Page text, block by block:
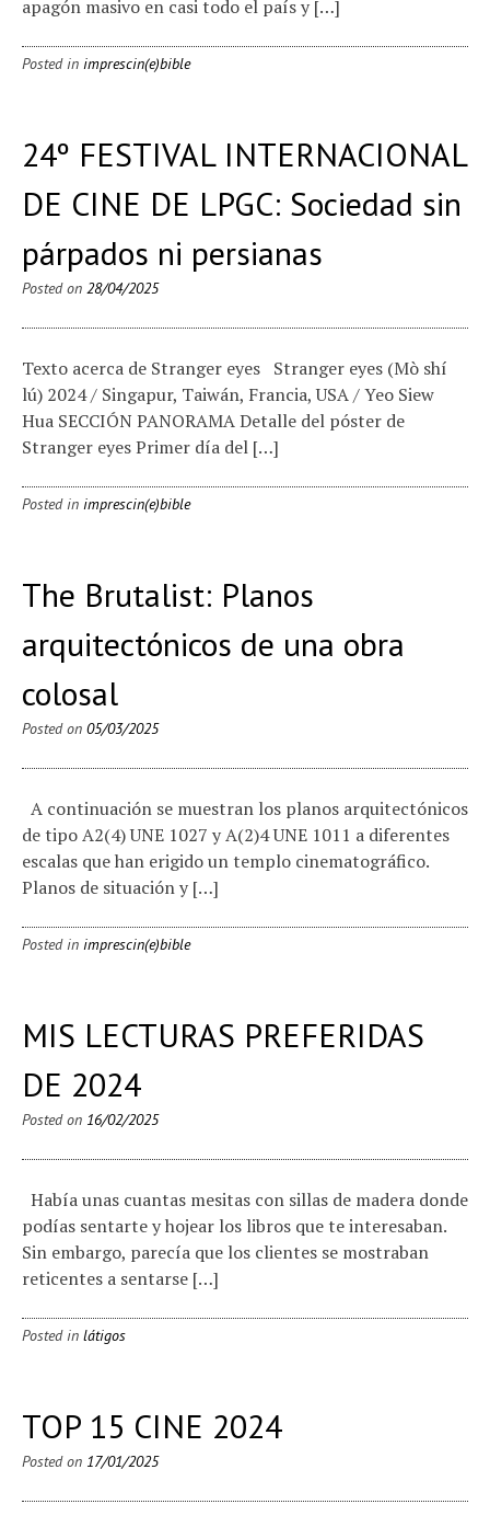
apagón masivo en casi todo el país y […]
Posted in imprescin(e)bible
24º FESTIVAL INTERNACIONAL
DE CINE DE LPGC: Sociedad sin
párpados ni persianas
Posted on 28/04/2025
Texto acerca de Stranger eyes Stranger eyes (Mò shí
lú) 2024 / Singapur, Taiwán, Francia, USA / Yeo Siew
Hua SECCIÓN PANORAMA Detalle del póster de
Stranger eyes Primer día del […]
Posted in imprescin(e)bible
The Brutalist: Planos
arquitectónicos de una obra
colosal
Posted on 05/03/2025
A continuación se muestran los planos arquitectónicos
de tipo A2(4) UNE 1027 y A(2)4 UNE 1011 a diferentes
escalas que han erigido un templo cinematográfico.
Planos de situación y […]
Posted in imprescin(e)bible
MIS LECTURAS PREFERIDAS
DE 2024
Posted on 16/02/2025
Había unas cuantas mesitas con sillas de madera donde
podías sentarte y hojear los libros que te interesaban.
Sin embargo, parecía que los clientes se mostraban
reticentes a sentarse […]
Posted in látigos
TOP 15 CINE 2024
Posted on 17/01/2025